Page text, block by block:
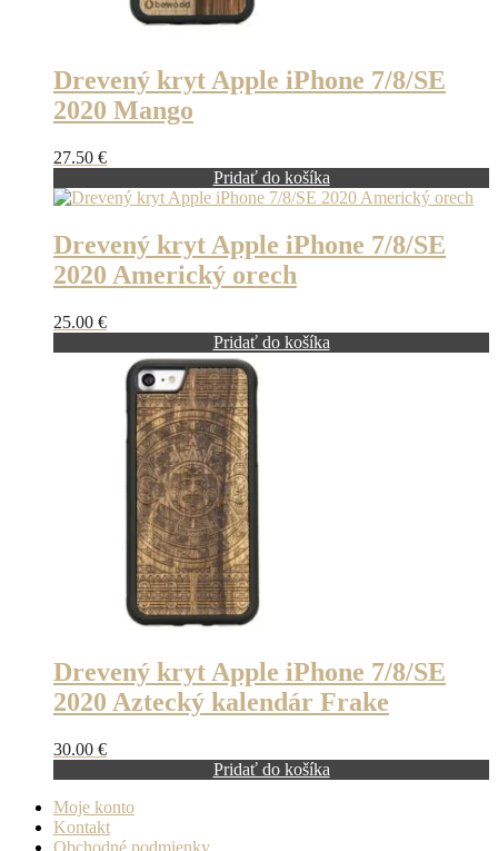
Drevený kryt Apple iPhone 7/8/SE
2020 Mango
27.50 €
Pridať do košíka
Drevený kryt Apple iPhone 7/8/SE
2020 Americký orech
25.00 €
Pridať do košíka
Drevený kryt Apple iPhone 7/8/SE
2020 Aztecký kalendár Frake
30.00 €
Pridať do košíka
Moje konto
Kontakt
Obchodné podmienky